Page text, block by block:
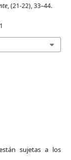
, (21-22), 33–44.
sujetas a los